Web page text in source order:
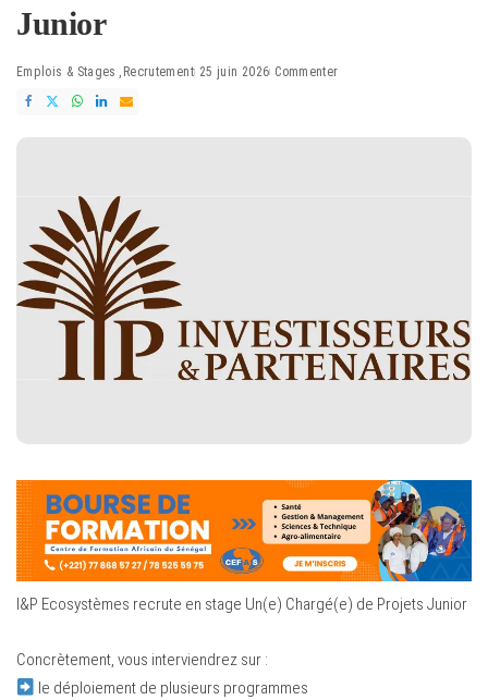
Junior
Emplois & Stages Recrutement 25 juin 2026 Commenter
I&P Ecosystèmes recrute en stage Un(e) Chargé(e) de Projets Junior
Concrètement, vous interviendrez sur :
le déploiement de plusieurs programmes